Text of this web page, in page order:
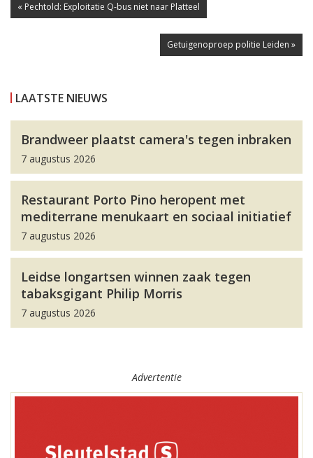
« Pechtold: Exploitatie Q-bus niet naar Platteel
Getuigenoproep politie Leiden »
LAATSTE NIEUWS
Brandweer plaatst camera's tegen inbraken
7 augustus 2026
Restaurant Porto Pino heropent met
mediterrane menukaart en sociaal initiatief
7 augustus 2026
Leidse longartsen winnen zaak tegen
tabaksgigant Philip Morris
7 augustus 2026
Advertentie